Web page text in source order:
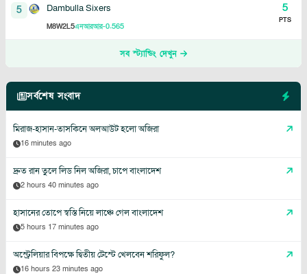
5 Dambulla Sixers
M8W2L5এনআরআর-0.565
5
PTS
সব স্ট্যান্ডিং দেখুন
সর্বশেষ সংবাদ
মিরাজ-হাসান-তাসকিনে অলআউট হলো অজিরা
16 minutes ago
দ্রুত রান তুলে লিড নিল অজিরা, চাপে বাংলাদেশ
2 hours 40 minutes ago
হাসানের তোপে স্বস্তি নিয়ে লাঞ্চে গেল বাংলাদেশ
5 hours 17 minutes ago
অস্ট্রেলিয়ার বিপক্ষে দ্বিতীয় টেস্টে খেলবেন শরিফুল?
16 hours 23 minutes ago